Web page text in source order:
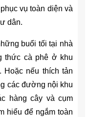
vụ toàn diện và
dân.
buổi tối tại nhà
thức cà phê ở khu
nếu thích tản
các đường nội khu
hàng cây và cụm
hiểu để ngắm toàn